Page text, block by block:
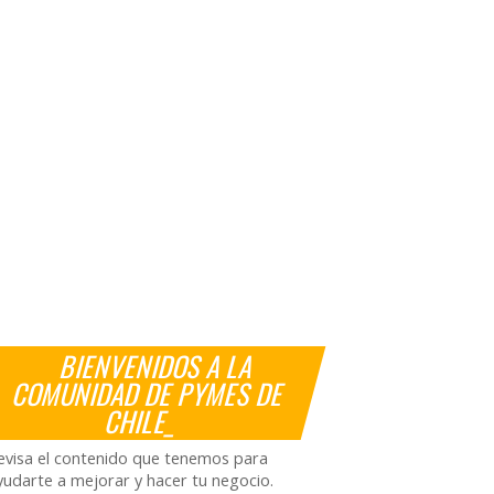
BIENVENIDOS A LA
COMUNIDAD DE PYMES DE
CHILE_
el contenido que tenemos para
a mejorar y hacer tu negocio.